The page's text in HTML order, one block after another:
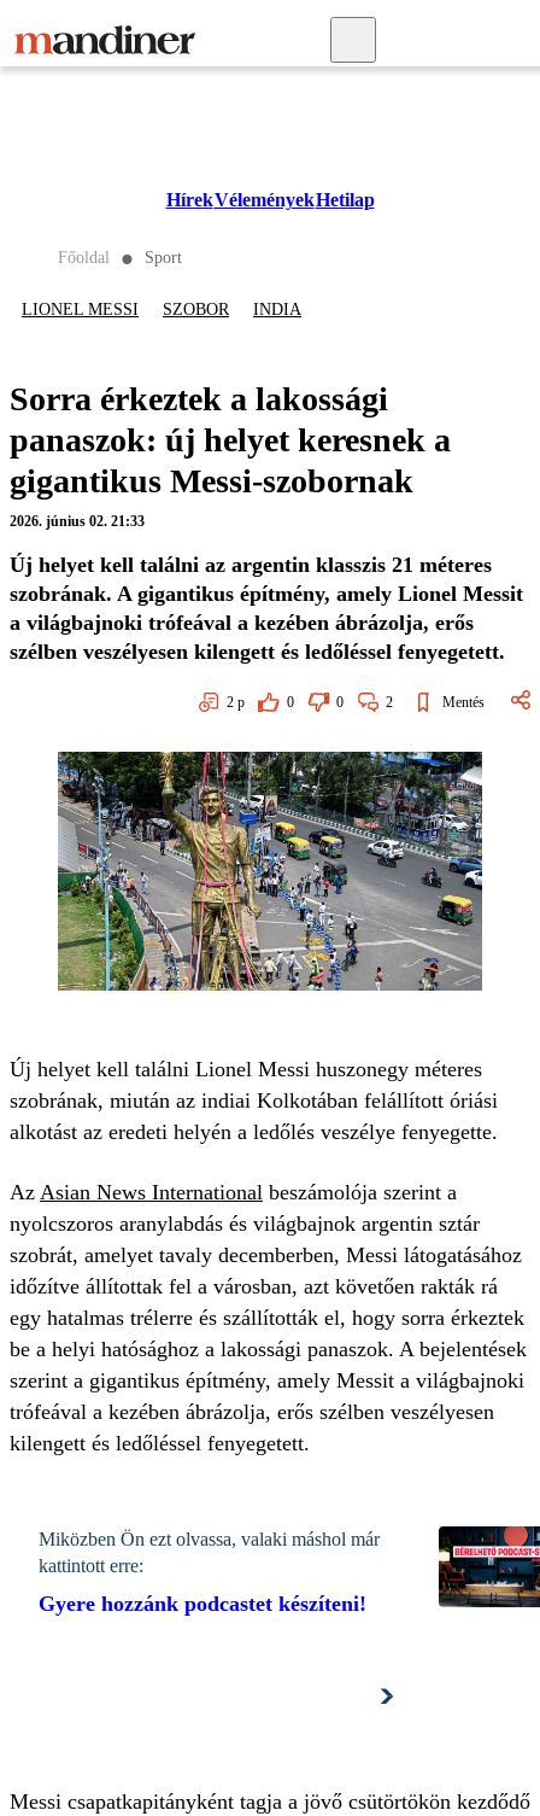
HírekVéleményekHetilap
Főoldal ⬤ Sport
LIONEL MESSI SZOBOR INDIA
Sorra érkeztek a lakossági
panaszok: új helyet keresnek a
gigantikus Messi-szobornak
2026. június 02. 21:33
Új helyet kell találni az argentin klasszis 21 méteres
szobrának. A gigantikus építmény, amely Lionel Messit
a világbajnoki trófeával a kezében ábrázolja, erős
szélben veszélyesen kilengett és ledőléssel fenyegetett.
2 p 0 0 2 Mentés
Új helyet kell találni Lionel Messi huszonegy méteres
szobrának, miután az indiai Kolkotában felállított óriási
alkotást az eredeti helyén a ledőlés veszélye fenyegette.
Az Asian News International beszámolója szerint a
nyolcszoros aranylabdás és világbajnok argentin sztár
szobrát, amelyet tavaly decemberben, Messi látogatásához
időzítve állítottak fel a városban, azt követően rakták rá
egy hatalmas trélerre és szállították el, hogy sorra érkeztek
be a helyi hatósághoz a lakossági panaszok. A bejelentések
szerint a gigantikus építmény, amely Messit a világbajnoki
trófeával a kezében ábrázolja, erős szélben veszélyesen
kilengett és ledőléssel fenyegetett.
Miközben Ön ezt olvassa, valaki máshol már
kattintott erre:
Gyere hozzánk podcastet készíteni!
Messi csapatkapitányként tagja a jövő csütörtökön kezdődő